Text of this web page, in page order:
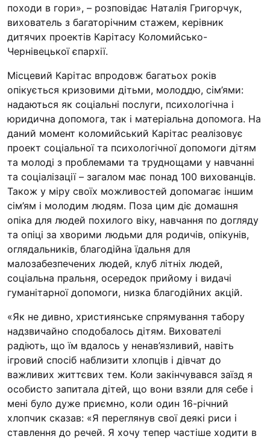
походи в гори», – розповідає Наталія Григорчук,
вихователь з багаторічним стажем, керівник
дитячих проектів Карітасу Коломийсько-
Чернівецької єпархії.
Місцевий Карітас впродовж багатьох років
опікується кризовими дітьми, молоддю, сім’ями:
надаються як соціальні послуги, психологічна і
юридична допомога, так і матеріальна допомога. На
даний момент коломийський Карітас реалізовує
проект соціальної та психологічної допомоги дітям
та молоді з проблемами та труднощами у навчанні
та соціалізації – загалом має понад 100 вихованців.
Також у міру своїх можливостей допомагає іншим
сім’ям і молодим людям. Поза цим діє домашня
опіка для людей похилого віку, навчання по догляду
та опіці за хворими людьми для родичів, опікунів,
оглядальників, благодійна їдальня для
малозабезпечених людей, клуб літніх людей,
соціальна пральня, осередок прийому і видачі
гуманітарної допомоги, низка благодійних акцій.
«Як не дивно, християнське спрямування табору
надзвичайно сподобалось дітям. Вихователі
радіють, що їм вдалось у ненав’язливий, навіть
ігровий спосіб наблизити хлопців і дівчат до
важливих життєвих тем. Коли закінчувався заїзд я
особисто запитала дітей, що вони взяли для себе і
мені було дуже приємно, коли один 16-річний
хлопчик сказав: «Я переглянув свої деякі риси і
ставлення до речей. Я хочу тепер частіше ходити в